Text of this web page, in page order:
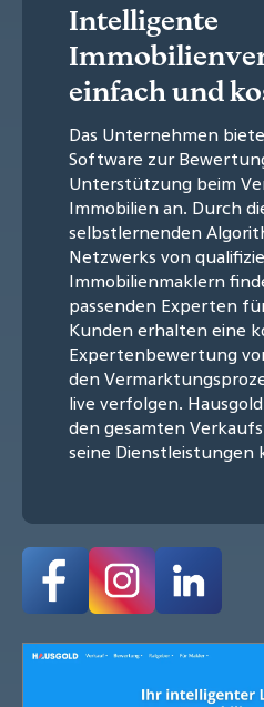
Intelligente
einfach und
Das Unternehmen
Software zur
Unterstützung beim
Immobilien an. Durch
selbstlernenden
Netzwerks von
Immobilienmaklern
passenden Experten
Kunden erhalten eine
Expertenbewertung
den
live verfolgen.
den gesamten
seine Dienstleistungen